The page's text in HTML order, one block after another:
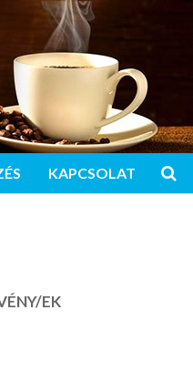
KAPCSOLAT
EK